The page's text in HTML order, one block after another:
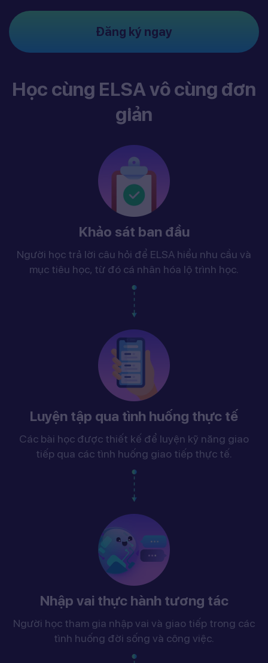
Đăng ký ngay
Học cùng ELSA vô cùng đơn
giản
Khảo sát ban đầu
Người học trả lời câu hỏi để ELSA hiểu nhu cầu và
mục tiêu học, từ đó cá nhân hóa lộ trình học.
Luyện tập qua tình huống thực tế
Các bài học được thiết kế để luyện kỹ năng giao
tiếp qua các tình huống giao tiếp thực tế.
Nhập vai thực hành tương tác
Người học tham gia nhập vai và giao tiếp trong các
tình huống đời sống và công việc.